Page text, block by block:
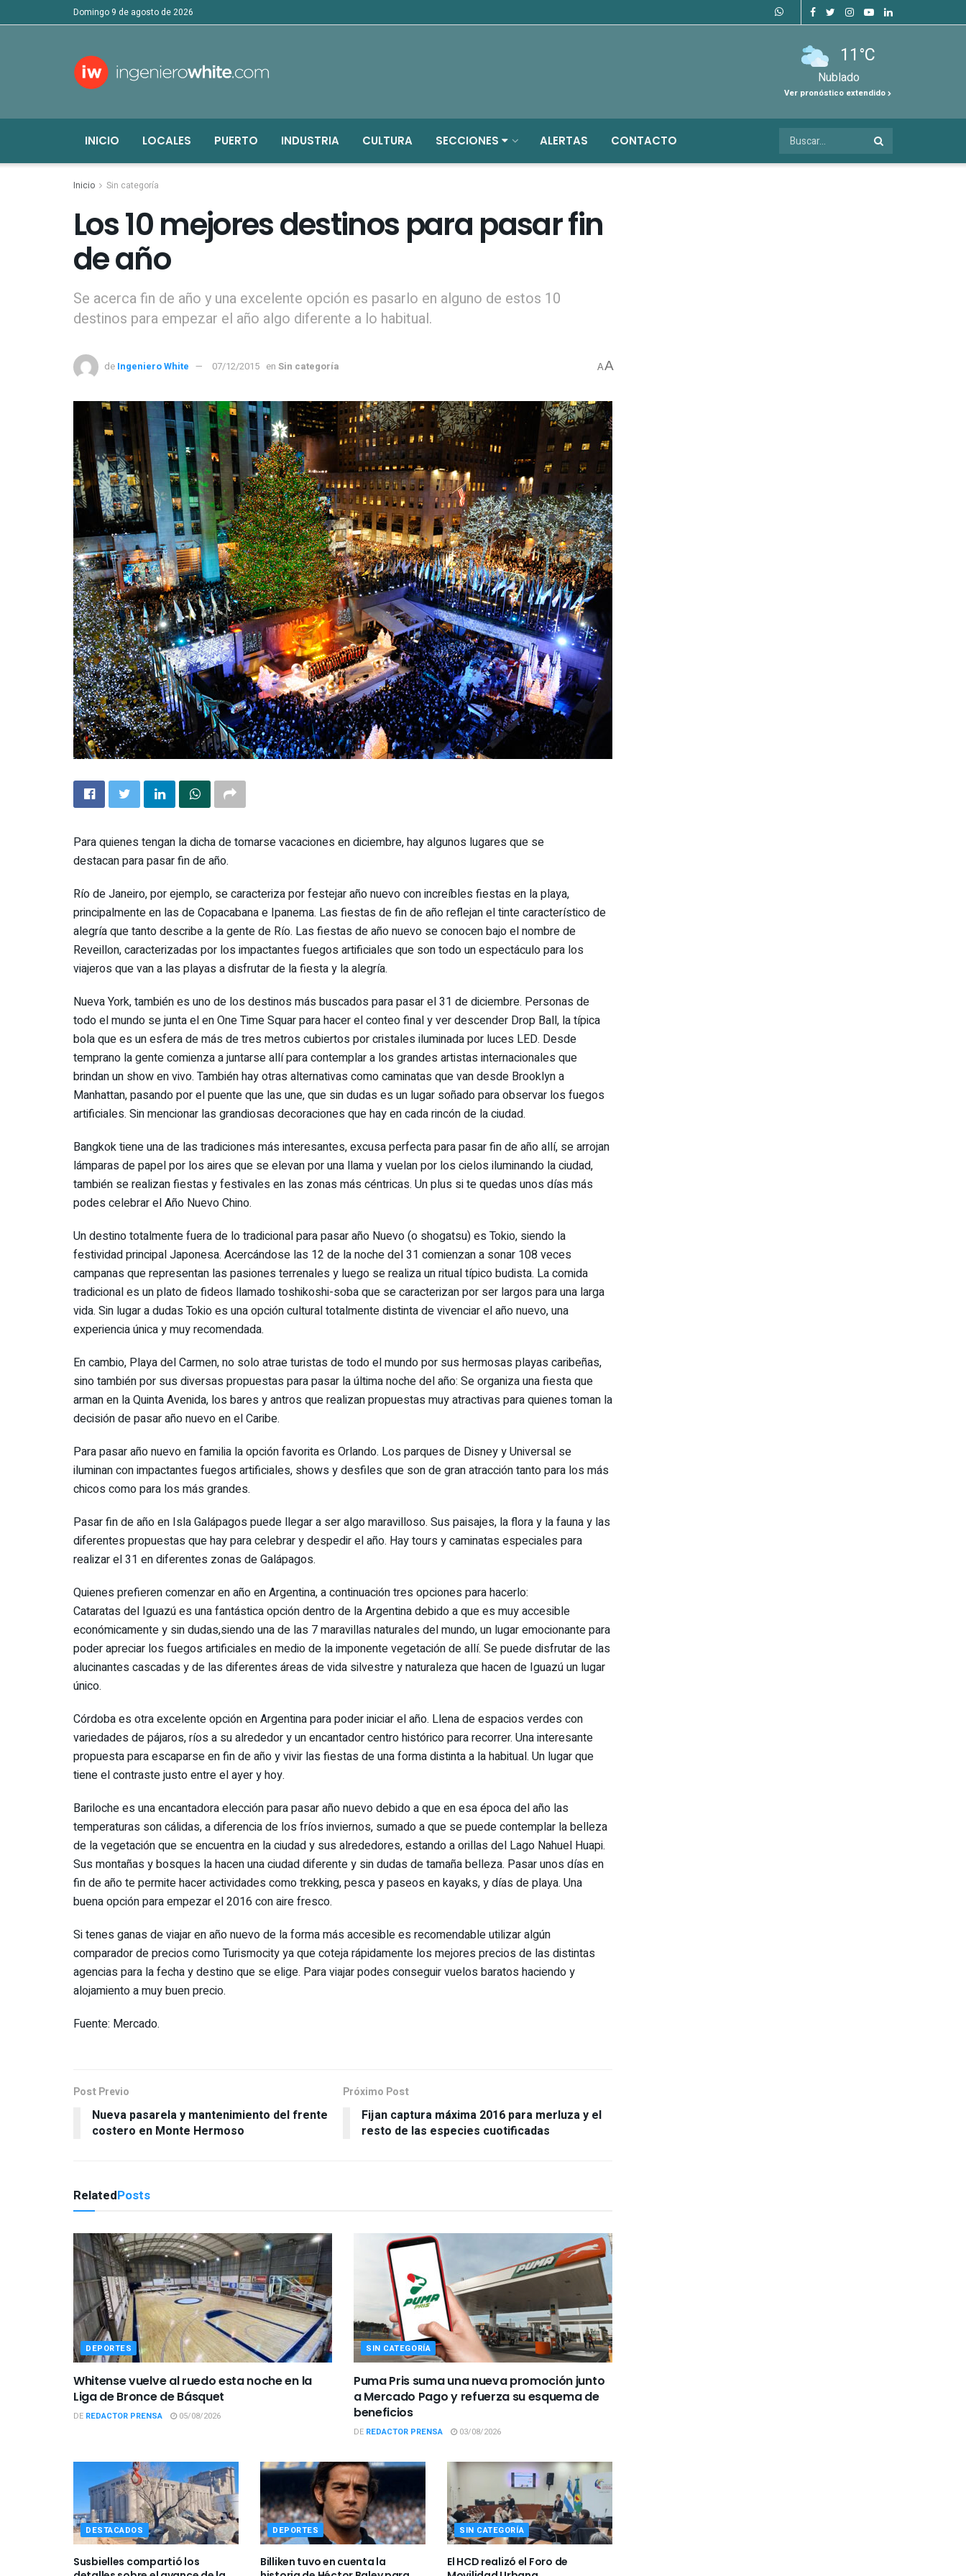
domingo 9 de agosto de 2026
11°C
Nublado
Ver pronóstico extendido
INICIO LOCALES PUERTO INDUSTRIA CULTURA SECCIONES ALERTAS CONTACTO
Inicio Sin categoría
Los 10 mejores destinos para pasar fin
de año
Se acerca fin de año y una excelente opción es pasarlo en alguno de estos 10
destinos para empezar el año algo diferente a lo habitual.
de Ingeniero White 07/12/2015 en Sin categoría AA
Para quienes tengan la dicha de tomarse vacaciones en diciembre, hay algunos lugares que se
destacan para pasar fin de año.
Río de Janeiro, por ejemplo, se caracteriza por festejar año nuevo con increíbles fiestas en la playa,
principalmente en las de Copacabana e Ipanema. Las fiestas de fin de año reflejan el tinte característico de
alegría que tanto describe a la gente de Río. Las fiestas de año nuevo se conocen bajo el nombre de
Reveillon, caracterizadas por los impactantes fuegos artificiales que son todo un espectáculo para los
viajeros que van a las playas a disfrutar de la fiesta y la alegría.
Nueva York, también es uno de los destinos más buscados para pasar el 31 de diciembre. Personas de
todo el mundo se junta el en One Time Squar para hacer el conteo final y ver descender Drop Ball, la típica
bola que es un esfera de más de tres metros cubiertos por cristales iluminada por luces LED. Desde
temprano la gente comienza a juntarse allí para contemplar a los grandes artistas internacionales que
brindan un show en vivo. También hay otras alternativas como caminatas que van desde Brooklyn a
Manhattan, pasando por el puente que las une, que sin dudas es un lugar soñado para observar los fuegos
artificiales. Sin mencionar las grandiosas decoraciones que hay en cada rincón de la ciudad.
Bangkok tiene una de las tradiciones más interesantes, excusa perfecta para pasar fin de año allí, se arrojan
lámparas de papel por los aires que se elevan por una llama y vuelan por los cielos iluminando la ciudad,
también se realizan fiestas y festivales en las zonas más céntricas. Un plus si te quedas unos días más
podes celebrar el Año Nuevo Chino.
Un destino totalmente fuera de lo tradicional para pasar año Nuevo (o shogatsu) es Tokio, siendo la
festividad principal Japonesa. Acercándose las 12 de la noche del 31 comienzan a sonar 108 veces
campanas que representan las pasiones terrenales y luego se realiza un ritual típico budista. La comida
tradicional es un plato de fideos llamado toshikoshi-soba que se caracterizan por ser largos para una larga
vida. Sin lugar a dudas Tokio es una opción cultural totalmente distinta de vivenciar el año nuevo, una
experiencia única y muy recomendada.
En cambio, Playa del Carmen, no solo atrae turistas de todo el mundo por sus hermosas playas caribeñas,
sino también por sus diversas propuestas para pasar la última noche del año: Se organiza una fiesta que
arman en la Quinta Avenida, los bares y antros que realizan propuestas muy atractivas para quienes toman la
decisión de pasar año nuevo en el Caribe.
Para pasar año nuevo en familia la opción favorita es Orlando. Los parques de Disney y Universal se
iluminan con impactantes fuegos artificiales, shows y desfiles que son de gran atracción tanto para los más
chicos como para los más grandes.
Pasar fin de año en Isla Galápagos puede llegar a ser algo maravilloso. Sus paisajes, la flora y la fauna y las
diferentes propuestas que hay para celebrar y despedir el año. Hay tours y caminatas especiales para
realizar el 31 en diferentes zonas de Galápagos.
Quienes prefieren comenzar en año en Argentina, a continuación tres opciones para hacerlo:
Cataratas del Iguazú es una fantástica opción dentro de la Argentina debido a que es muy accesible
económicamente y sin dudas,siendo una de las 7 maravillas naturales del mundo, un lugar emocionante para
poder apreciar los fuegos artificiales en medio de la imponente vegetación de allí. Se puede disfrutar de las
alucinantes cascadas y de las diferentes áreas de vida silvestre y naturaleza que hacen de Iguazú un lugar
único.
Córdoba es otra excelente opción en Argentina para poder iniciar el año. Llena de espacios verdes con
variedades de pájaros, ríos a su alrededor y un encantador centro histórico para recorrer. Una interesante
propuesta para escaparse en fin de año y vivir las fiestas de una forma distinta a la habitual. Un lugar que
tiene el contraste justo entre el ayer y hoy.
Bariloche es una encantadora elección para pasar año nuevo debido a que en esa época del año las
temperaturas son cálidas, a diferencia de los fríos inviernos, sumado a que se puede contemplar la belleza
de la vegetación que se encuentra en la ciudad y sus alrededores, estando a orillas del Lago Nahuel Huapi.
Sus montañas y bosques la hacen una ciudad diferente y sin dudas de tamaña belleza. Pasar unos días en
fin de año te permite hacer actividades como trekking, pesca y paseos en kayaks, y días de playa. Una
buena opción para empezar el 2016 con aire fresco.
Si tenes ganas de viajar en año nuevo de la forma más accesible es recomendable utilizar algún
comparador de precios como Turismocity ya que coteja rápidamente los mejores precios de las distintas
agencias para la fecha y destino que se elige. Para viajar podes conseguir vuelos baratos haciendo y
alojamiento a muy buen precio.
Fuente: Mercado.
Post Previo
Nueva pasarela y mantenimiento del frente
costero en Monte Hermoso
Próximo Post
Fijan captura máxima 2016 para merluza y el
resto de las especies cuotificadas
RelatedPosts
DEPORTES
Whitense vuelve al ruedo esta noche en la
Liga de Bronce de Básquet
DE REDACTOR PRENSA 05/08/2026
SIN CATEGORÍA
Puma Pris suma una nueva promoción junto
a Mercado Pago y refuerza su esquema de
beneficios
DE REDACTOR PRENSA 03/08/2026
DESTACADOS
Susbielles compartió los
DEPORTES
Billiken tuvo en cuenta la
SIN CATEGORÍA
El HCD realizó el Foro de